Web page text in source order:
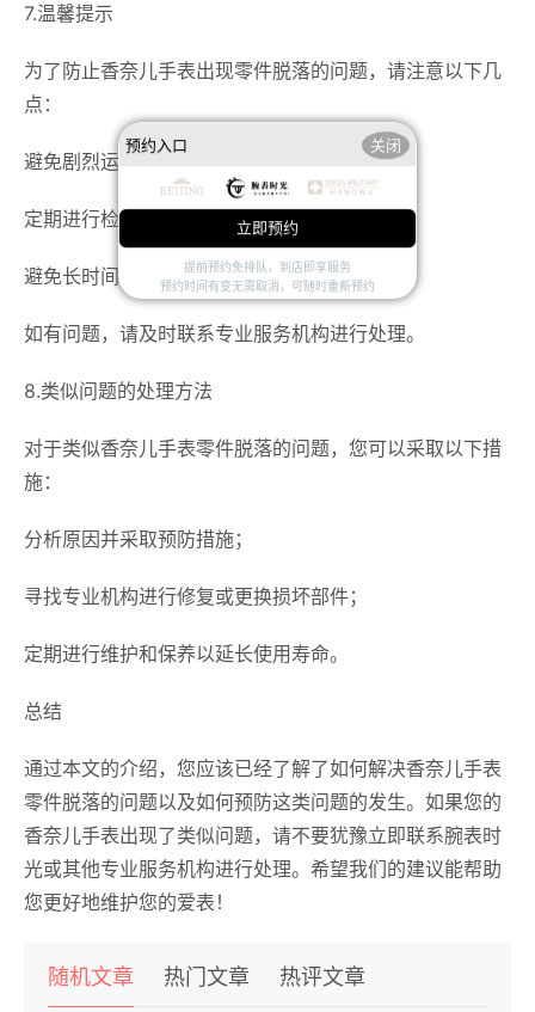
7.温馨提示
为了防止香奈儿手表出现零件脱落的问题，请注意以下几
点：
避免剧烈运动或碰撞；
定期进行检查和保养；
避免长时间暴露在极端环境中；
如有问题，请及时联系专业服务机构进行处理。
8.类似问题的处理方法
对于类似香奈儿手表零件脱落的问题，您可以采取以下措
施：
分析原因并采取预防措施；
寻找专业机构进行修复或更换损坏部件；
定期进行维护和保养以延长使用寿命。
总结
通过本文的介绍，您应该已经了解了如何解决香奈儿手表
零件脱落的问题以及如何预防这类问题的发生。如果您的
香奈儿手表出现了类似问题，请不要犹豫立即联系腕表时
光或其他专业服务机构进行处理。希望我们的建议能帮助
您更好地维护您的爱表！
随机文章 热门文章 热评文章
预约入口 关闭
立即预约
提前预约免排队，到店即享服务
预约时间有变无需取消，可随时重新预约